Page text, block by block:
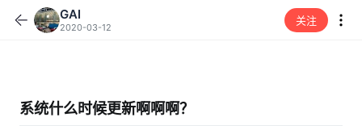
GAI
2020-03-12
关注
系统什么时候更新啊啊啊？